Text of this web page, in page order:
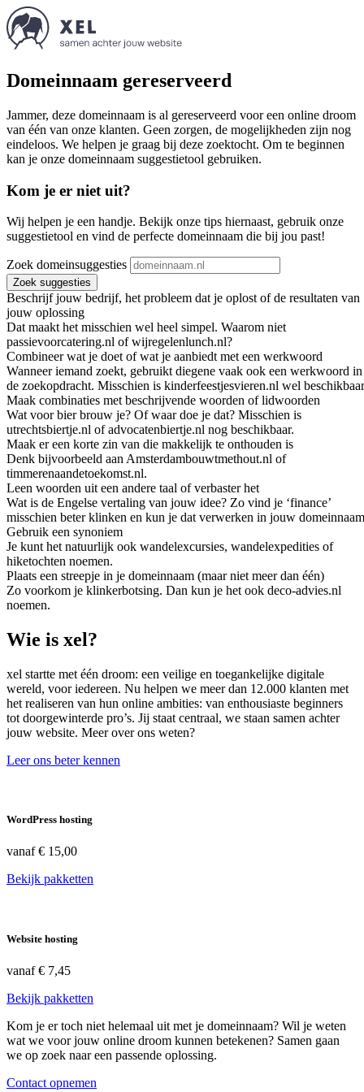
Domeinnaam gereserveerd
Jammer, deze domeinnaam is al gereserveerd voor een online droom
van één van onze klanten. Geen zorgen, de mogelijkheden zijn nog
eindeloos. We helpen je graag bij deze zoektocht. Om te beginnen
kan je onze domeinnaam suggestietool gebruiken.
Kom je er niet uit?
Wij helpen je een handje. Bekijk onze tips hiernaast, gebruik onze
suggestietool en vind de perfecte domeinnaam die bij jou past!
Zoek domeinsuggesties
Zoek suggesties
Beschrijf jouw bedrijf, het probleem dat je oplost of de resultaten van
jouw oplossing
Dat maakt het misschien wel heel simpel. Waarom niet
passievoorcatering.nl of wijregelenlunch.nl?
Combineer wat je doet of wat je aanbiedt met een werkwoord
Wanneer iemand zoekt, gebruikt diegene vaak ook een werkwoord in
de zoekopdracht. Misschien is kinderfeestjesvieren.nl wel
Maak combinaties met beschrijvende woorden of lidwoorden
Wat voor bier brouw je? Of waar doe je dat? Misschien is
utrechtsbiertje.nl of advocatenbiertje.nl nog beschikbaar.
Maak er een korte zin van die makkelijk te onthouden is
Denk bijvoorbeeld aan Amsterdambouwtmethout.nl of
timmerenaandetoekomst.nl.
Leen woorden uit een andere taal of verbaster het
Wat is de Engelse vertaling van jouw idee? Zo vind je ‘finance’
misschien beter klinken en kun je dat verwerken in jouw
Gebruik een synoniem
Je kunt het natuurlijk ook wandelexcursies, wandelexpedities of
hiketochten noemen.
Plaats een streepje in je domeinnaam (maar niet meer dan één)
Zo voorkom je klinkerbotsing. Dan kun je het ook deco-advies.nl
noemen.
Wie is xel?
xel startte met één droom: een veilige en toegankelijke digitale
wereld, voor iedereen. Nu helpen we meer dan 12.000 klanten met
het realiseren van hun online ambities: van enthousiaste beginners
tot doorgewinterde pro’s. Jij staat centraal, we staan samen achter
jouw website. Meer over ons weten?
Leer ons beter kennen
WordPress hosting
vanaf€ 15,00
Bekijk pakketten
Website hosting
vanaf€ 7,45
Bekijk pakketten
Kom je er toch niet helemaal uit met je domeinnaam? Wil je weten
wat we voor jouw online droom kunnen betekenen? Samen gaan
we op zoek naar een passende oplossing.
Contact opnemen